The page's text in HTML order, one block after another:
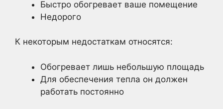
Быстро обогревает ваше помещение
Недорого
К некоторым недостаткам относятся:
Обогревает лишь небольшую площадь
Для обеспечения тепла он должен
работать постоянно